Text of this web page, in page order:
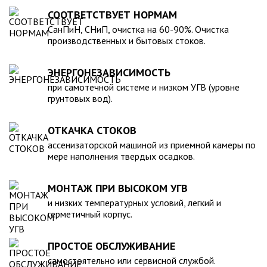
для машины. При подборе септика нужно рассчитать объем
стоков в зависимости от количества пользователей и
возможности залпового слива.
устойчивость к воздействию любых агрессивных веществ.
2. Возможность использования при больших перепадах
температуры, в том числе при очень низких в зимний
период. 3. Долговечность – срок эксплуатации исчисляется
устанавливается на подготовленном месте в течение
нескольких часов. 5. Простота обслуживания.В
ассортименте продукции, реализуемой нашей компанией –
пластиковые и стеклопластиковые изделия, изготовленные
в полном соответствии с Государственными стандартами,
санитарно-гигиеническими и другими нормативами.
СООТВЕТСТВУЕТ НОРМАМ
СанПиН, СНиП, очистка на 60-90%. Очистка
производственных и бытовых стоков.
ЭНЕРГОНЕЗАВИСИМОСТЬ
при самотечной системе и низком УГВ (уровне
грунтовых вод).
ОТКАЧКА СТОКОВ
ассенизаторской машиной из приемной камеры по
мере наполнения твердых осадков.
МОНТАЖ ПРИ ВЫСОКОМ УГВ
и низких температурных условий, легкий и
герметичный корпус.
ПРОСТОЕ ОБСЛУЖИВАНИЕ
самостоятельно или сервисной службой.